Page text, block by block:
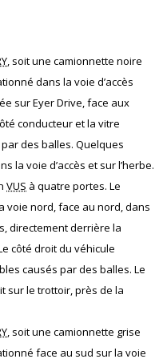
, soit une camionnette noire
dans la voie d’accès
sur Eyer Drive, face aux
conducteur et la vitre
des balles. Quelques
la voie d’accès et sur l’herbe.
VUS à quatre portes. Le
voie nord, face au nord, dans
directement derrière la
côté droit du véhicule
causés par des balles. Le
sur le trottoir, près de la
, soit une camionnette grise
face au sud sur la voie